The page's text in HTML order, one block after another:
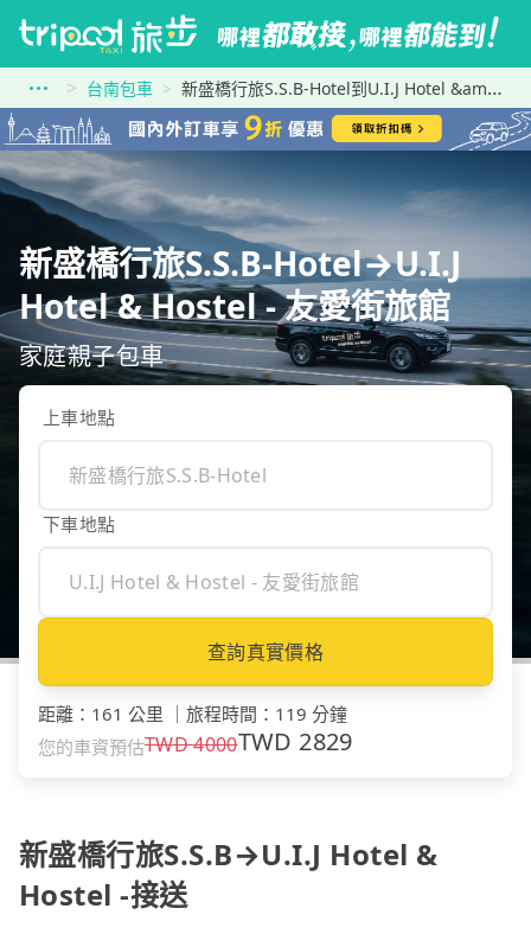
台南包車 新盛橋行旅S.S.B-Hotel到U.I.J Hotel &amp; Hostel - 友愛街旅館
新盛橋行旅S.S.B-Hotel→U.I.J
Hotel & Hostel - 友愛街旅館
家庭親子包車
上車地點
下車地點
查詢真實價格
距離 ： 161 公里 旅程時間 ： 119 分鐘
您的車資預估TWD4000TWD 2829
新盛橋行旅S.S.B→U.I.J Hotel &
Hostel -接送